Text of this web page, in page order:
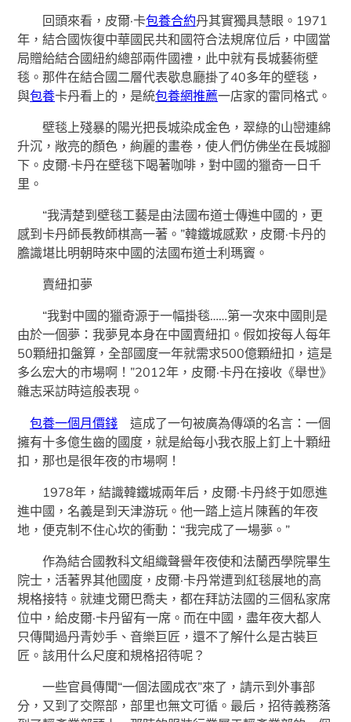
回頭來看，皮爾·卡包養合約丹其實獨具慧眼。1971
年，結合國恢復中華國民共和國符合法規席位后，中國當
局贈給結合國紐約總部兩件國禮，此中就有長城藝術壁
毯。那件在結合國二層代表歇息廳掛了40多年的壁毯，
與包養卡丹看上的，是統包養網推薦一店家的雷同格式。
壁毯上殘暴的陽光把長城染成金色，翠綠的山巒連綿
升沉，敞亮的顏色，絢麗的畫卷，使人們仿佛坐在長城腳
下。皮爾·卡丹在壁毯下喝著咖啡，對中國的獵奇一日千
里。
“我清楚到壁毯工藝是由法國布道士傳進中國的，更
感到卡丹師長教師棋高一著。”韓鐵城感歎，皮爾·卡丹的
膽識堪比明朝時來中國的法國布道士利瑪竇。
賣紐扣夢
“我對中國的獵奇源于一幅掛毯……第一次來中國則是
由於一個夢：我夢見本身在中國賣紐扣。假如按每人每年
50顆紐扣盤算，全部國度一年就需求500億顆紐扣，這是
多么宏大的市場啊！”2012年，皮爾·卡丹在接收《舉世》
雜志采訪時這般表現。
包養一個月價錢 這成了一句被廣為傳頌的名言：一個
擁有十多億生齒的國度，就是給每小我衣服上釘上十顆紐
扣，那也是很年夜的市場啊！
1978年，結識韓鐵城兩年后，皮爾·卡丹終于如愿進
進中國，名義是到天津游玩。他一踏上這片陳舊的年夜
地，便克制不住心坎的衝動：“我完成了一場夢。”
作為結合國教科文組織聲譽年夜使和法蘭西學院畢生
院士，活著界其他國度，皮爾·卡丹常遭到紅毯展地的高
規格接特。就連戈爾巴喬夫，都在拜訪法國的三個私家席
位中，給皮爾·卡丹留有一席。而在中國，盡年夜大都人
只傳聞過丹青妙手、音樂巨匠，還不了解什么是古裝巨
匠。該用什么尺度和規格招待呢？
一些官員傳聞“一個法國成衣”來了，請示到外事部
分，又到了交際部，部里也無文可循。最后，招待義務落